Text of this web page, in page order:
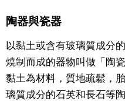
醫療健康
語言
陶器與瓷器
以黏土或含有玻璃質成分
燒制而成的器物叫做「陶
黏土為材料，質地疏鬆，
璃質成分的石英和長石等